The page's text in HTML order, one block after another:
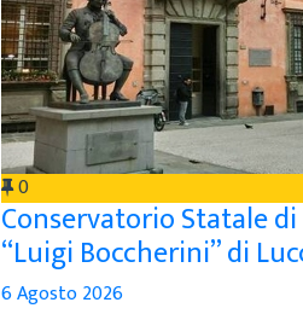
0
Conservatorio Statale
“Luigi Boccherini” di
6 Agosto 2026